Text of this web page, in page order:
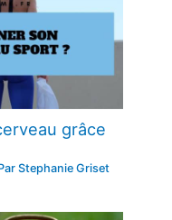
grâce
Stephanie Griset